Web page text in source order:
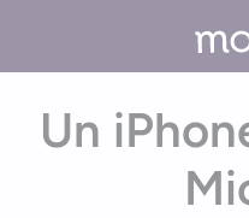
Expertises
Conseil en
Un